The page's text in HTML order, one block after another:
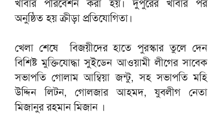
খাবার পরিবেশন করা হয়। দুপুরের খাবার পর
অনুষ্ঠিত হয় ক্রীড়া প্রতিযোগিতা।
খেলা শেষে বিজয়ীদের হাতে পুরস্কার তুলে দেন
বিশিষ্ট মুক্তিযোদ্ধা সুইডেন আওয়ামী লীগের সাবেক
সভাপতি গোলাম আম্বিয়া জন্টু, সহ সভাপতি মহি
উদ্দিন লিটন, গোলজার আহমদ, যুবলীগ নেতা
মিজানুর রহমান মিজান ।